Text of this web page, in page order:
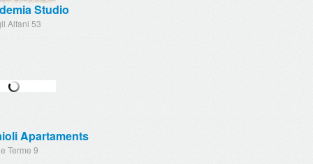
Studio
Alfani 53
Apartaments
Terme 9